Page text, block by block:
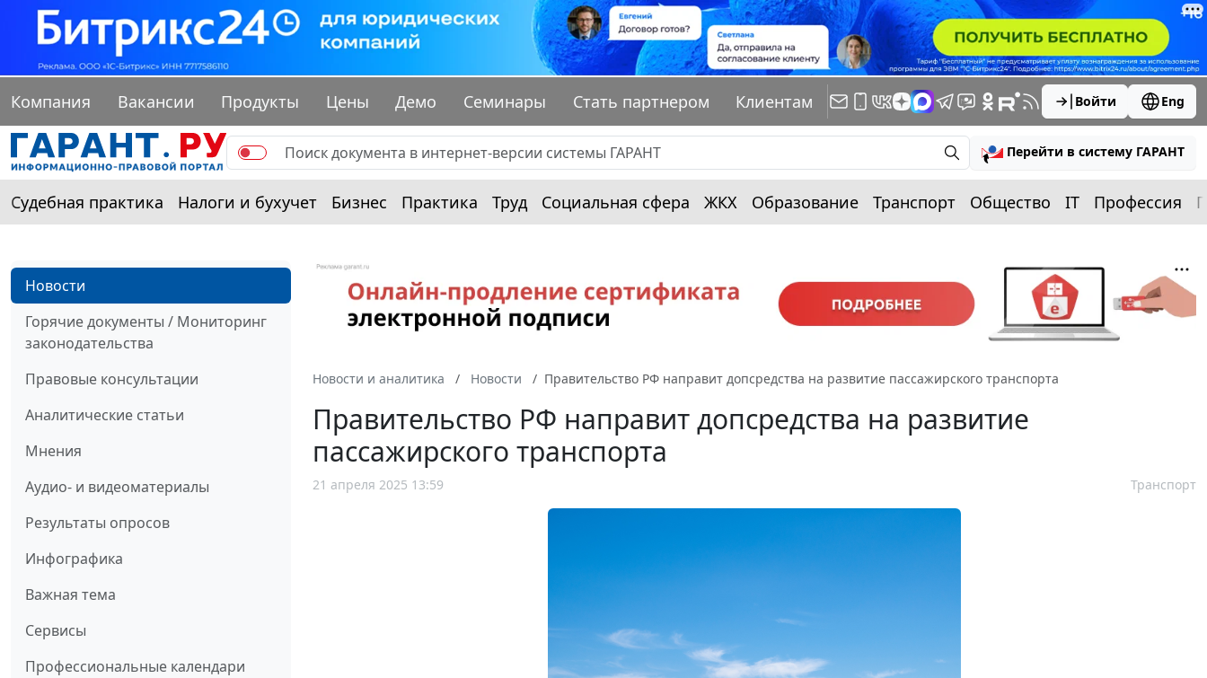
Компания Вакансии Продукты Цены Демо Семинары Стать партнером Клиентам Войти Eng
Перейти в систему ГАРАНТ
Судебная практика Налоги и бухучет Бизнес Практика Труд Социальная сфера ЖКХ Образование Транспорт Общество IT Профессия
Новости
Горячие документы / Мониторинг
законодательства
Правовые консультации
Аналитические статьи
Мнения
Аудио- и видеоматериалы
Результаты опросов
Инфографика
Важная тема
Сервисы
Профессиональные календари
Новости и аналитика Новости Правительство РФ направит допсредства на развитие пассажирского транспорта
Правительство РФ направит допсредства на развитие
пассажирского транспорта
21 апреля 2025 13:59 Транспорт